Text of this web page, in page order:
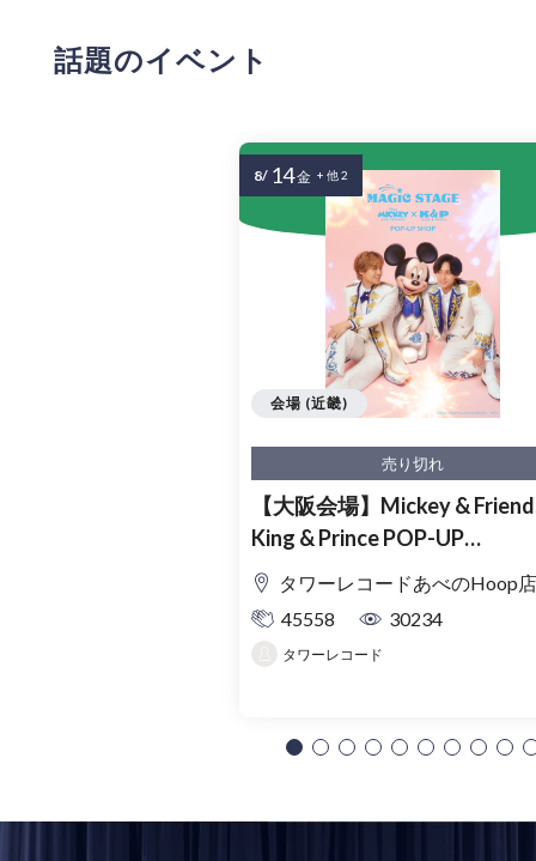
話題のイベント
売り切れ
【大阪会場】Mickey &
King & Prince POP-UP
SHOP「MAGIC STAGE」入
理券
タワーレコードあべのHoop店
45558
30234
タワーレコード
会場 (近畿)
8/ 14金 + 他 2